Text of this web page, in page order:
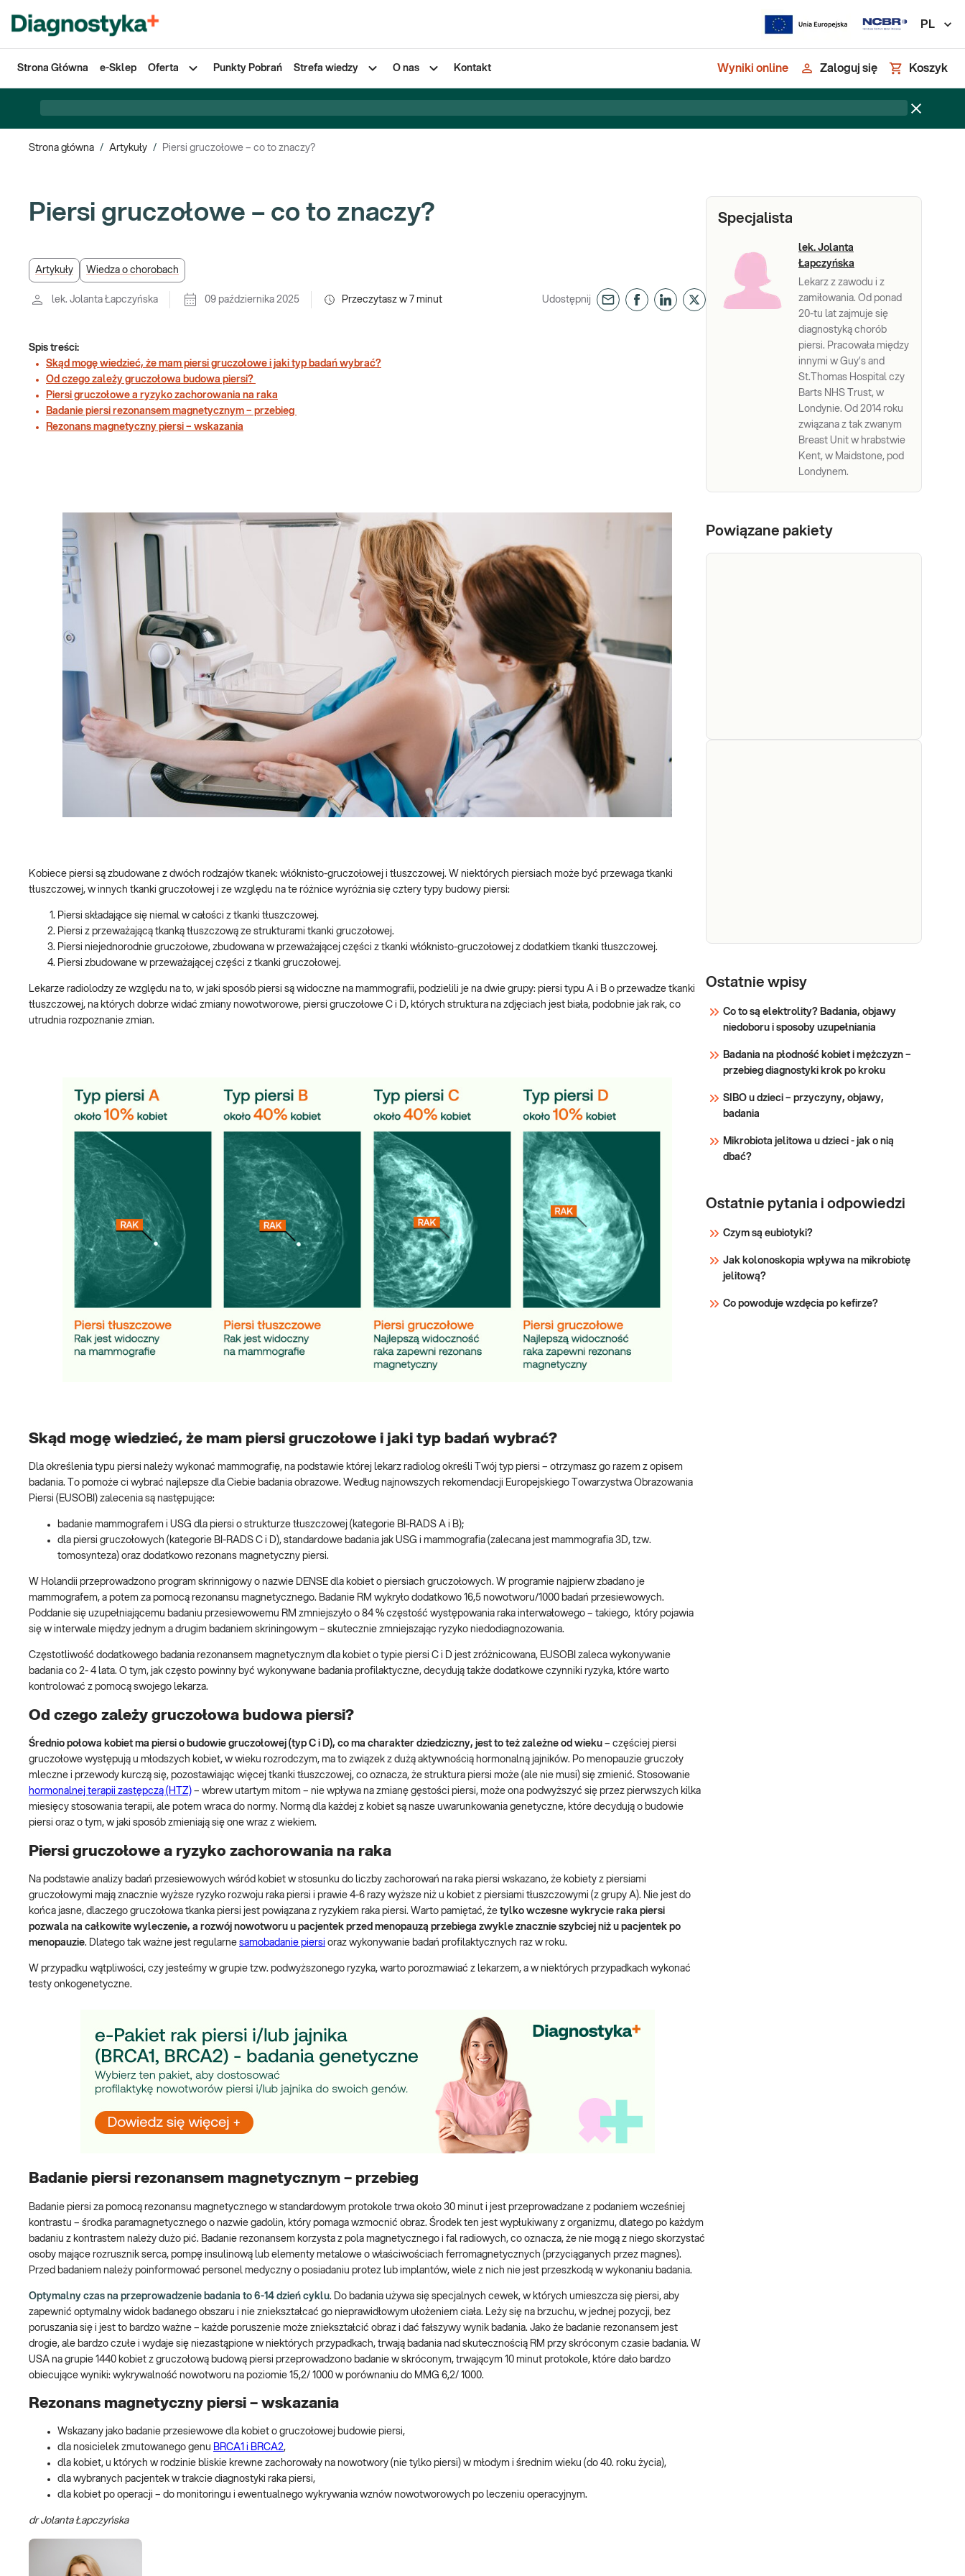
PL
Strona Główna e-Sklep Oferta Punkty Pobrań Strefa wiedzy O nas Kontakt Wyniki online Zaloguj się Koszyk
Strona główna / Artykuły / Piersi gruczołowe – co to znaczy?
Piersi gruczołowe – co to znaczy?
Artykuły Wiedza o chorobach
lek. Jolanta Łapczyńska 09 października 2025 Przeczytasz w 7 minut Udostępnij
Spis treści:
Skąd mogę wiedzieć, że mam piersi gruczołowe i jaki typ badań wybrać?
Od czego zależy gruczołowa budowa piersi?
Piersi gruczołowe a ryzyko zachorowania na raka
Badanie piersi rezonansem magnetycznym – przebieg
Rezonans magnetyczny piersi – wskazania
Kobiece piersi są zbudowane z dwóch rodzajów tkanek: włóknisto-gruczołowej i tłuszczowej. W niektórych piersiach może być przewaga tkanki
tłuszczowej, w innych tkanki gruczołowej i ze względu na te różnice wyróżnia się cztery typy budowy piersi:
Piersi składające się niemal w całości z tkanki tłuszczowej.
Piersi z przeważającą tkanką tłuszczową ze strukturami tkanki gruczołowej.
Piersi niejednorodnie gruczołowe, zbudowana w przeważającej części z tkanki włóknisto-gruczołowej z dodatkiem tkanki tłuszczowej.
Piersi zbudowane w przeważającej części z tkanki gruczołowej.
Lekarze radiolodzy ze względu na to, w jaki sposób piersi są widoczne na mammografii, podzielili je na dwie grupy: piersi typu A i B o przewadze tkanki
tłuszczowej, na których dobrze widać zmiany nowotworowe, piersi gruczołowe C i D, których struktura na zdjęciach jest biała, podobnie jak rak, co
utrudnia rozpoznanie zmian.
Skąd mogę wiedzieć, że mam piersi gruczołowe i jaki typ badań wybrać?
Dla określenia typu piersi należy wykonać mammografię, na podstawie której lekarz radiolog określi Twój typ piersi – otrzymasz go razem z opisem
badania. To pomoże ci wybrać najlepsze dla Ciebie badania obrazowe. Według najnowszych rekomendacji Europejskiego Towarzystwa Obrazowania
Piersi (EUSOBI) zalecenia są następujące:
badanie mammografem i USG dla piersi o strukturze tłuszczowej (kategorie BI-RADS A i B);
dla piersi gruczołowych (kategorie BI-RADS C i D), standardowe badania jak USG i mammografia (zalecana jest mammografia 3D, tzw.
tomosynteza) oraz dodatkowo rezonans magnetyczny piersi.
W Holandii przeprowadzono program skrinnigowy o nazwie DENSE dla kobiet o piersiach gruczołowych. W programie najpierw zbadano je
mammografem, a potem za pomocą rezonansu magnetycznego. Badanie RM wykryło dodatkowo 16,5 nowotworu/1000 badań przesiewowych.
Poddanie się uzupełniającemu badaniu przesiewowemu RM zmniejszyło o 84 % częstość występowania raka interwałowego – takiego, który pojawia
się w interwale między jednym a drugim badaniem skriningowym – skutecznie zmniejszając ryzyko niedodiagnozowania.
Częstotliwość dodatkowego badania rezonansem magnetycznym dla kobiet o typie piersi C i D jest zróżnicowana, EUSOBI zaleca wykonywanie
badania co 2- 4 lata. O tym, jak często powinny być wykonywane badania profilaktyczne, decydują także dodatkowe czynniki ryzyka, które warto
kontrolować z pomocą swojego lekarza.
Od czego zależy gruczołowa budowa piersi?
Średnio połowa kobiet ma piersi o budowie gruczołowej (typ C i D), co ma charakter dziedziczny, jest to też zależne od wieku – częściej piersi
gruczołowe występują u młodszych kobiet, w wieku rozrodczym, ma to związek z dużą aktywnością hormonalną jajników. Po menopauzie gruczoły
mleczne i przewody kurczą się, pozostawiając więcej tkanki tłuszczowej, co oznacza, że struktura piersi może (ale nie musi) się zmienić. Stosowanie
hormonalnej terapii zastępczą (HTZ) – wbrew utartym mitom – nie wpływa na zmianę gęstości piersi, może ona podwyższyć się przez pierwszych kilka
miesięcy stosowania terapii, ale potem wraca do normy. Normą dla każdej z kobiet są nasze uwarunkowania genetyczne, które decydują o budowie
piersi oraz o tym, w jaki sposób zmieniają się one wraz z wiekiem.
Piersi gruczołowe a ryzyko zachorowania na raka
Na podstawie analizy badań przesiewowych wśród kobiet w stosunku do liczby zachorowań na raka piersi wskazano, że kobiety z piersiami
gruczołowymi mają znacznie wyższe ryzyko rozwoju raka piersi i prawie 4-6 razy wyższe niż u kobiet z piersiami tłuszczowymi (z grupy A). Nie jest do
końca jasne, dlaczego gruczołowa tkanka piersi jest powiązana z ryzykiem raka piersi. Warto pamiętać, że tylko wczesne wykrycie raka piersi
pozwala na całkowite wyleczenie, a rozwój nowotworu u pacjentek przed menopauzą przebiega zwykle znacznie szybciej niż u pacjentek po
menopauzie. Dlatego tak ważne jest regularne samobadanie piersi oraz wykonywanie badań profilaktycznych raz w roku.
W przypadku wątpliwości, czy jesteśmy w grupie tzw. podwyższonego ryzyka, warto porozmawiać z lekarzem, a w niektórych przypadkach wykonać
testy onkogenetyczne.
Badanie piersi rezonansem magnetycznym – przebieg
Badanie piersi za pomocą rezonansu magnetycznego w standardowym protokole trwa około 30 minut i jest przeprowadzane z podaniem wcześniej
kontrastu – środka paramagnetycznego o nazwie gadolin, który pomaga wzmocnić obraz. Środek ten jest wypłukiwany z organizmu, dlatego po każdym
badaniu z kontrastem należy dużo pić. Badanie rezonansem korzysta z pola magnetycznego i fal radiowych, co oznacza, że nie mogą z niego skorzystać
osoby mające rozrusznik serca, pompę insulinową lub elementy metalowe o właściwościach ferromagnetycznych (przyciąganych przez magnes).
Przed badaniem należy poinformować personel medyczny o posiadaniu protez lub implantów, wiele z nich nie jest przeszkodą w wykonaniu badania.
Optymalny czas na przeprowadzenie badania to 6-14 dzień cyklu. Do badania używa się specjalnych cewek, w których umieszcza się piersi, aby
zapewnić optymalny widok badanego obszaru i nie zniekształcać go nieprawidłowym ułożeniem ciała. Leży się na brzuchu, w jednej pozycji, bez
poruszania się i jest to bardzo ważne – każde poruszenie może zniekształcić obraz i dać fałszywy wynik badania. Jako że badanie rezonansem jest
drogie, ale bardzo czułe i wydaje się niezastąpione w niektórych przypadkach, trwają badania nad skutecznością RM przy skróconym czasie badania. W
USA na grupie 1440 kobiet z gruczołową budową piersi przeprowadzono badanie w skróconym, trwającym 10 minut protokole, które dało bardzo
obiecujące wyniki: wykrywalność nowotworu na poziomie 15,2/ 1000 w porównaniu do MMG 6,2/ 1000.
Rezonans magnetyczny piersi – wskazania
Wskazany jako badanie przesiewowe dla kobiet o gruczołowej budowie piersi,
dla nosicielek zmutowanego genu BRCA1 i BRCA2,
dla kobiet, u których w rodzinie bliskie krewne zachorowały na nowotwory (nie tylko piersi) w młodym i średnim wieku (do 40. roku życia),
dla wybranych pacjentek w trakcie diagnostyki raka piersi,
dla kobiet po operacji – do monitoringu i ewentualnego wykrywania wznów nowotworowych po leczeniu operacyjnym.
dr Jolanta Łapczyńska
Specjalista
lek. Jolanta
Łapczyńska
Lekarz z zawodu i z
zamiłowania. Od ponad
20-tu lat zajmuje się
diagnostyką chorób
piersi. Pracowała między
innymi w Guy’s and
St.Thomas Hospital czy
Barts NHS Trust, w
Londynie. Od 2014 roku
związana z tak zwanym
Breast Unit w hrabstwie
Kent, w Maidstone, pod
Londynem.
Powiązane pakiety
wysyłkowy
i/lub jajnika
(BRCA1,
BRCA2) -
badania
Zestaw badań oferowanych
w ramach panelu obejmuje
najczęściej występujących
w polskiej populacji, które są
ryzykiem zachorowania na
Badanie zalecane jest
Ostatnie wpisy
Co to są elektrolity? Badania, objawy
niedoboru i sposoby uzupełniania
Badania na płodność kobiet i mężczyzn –
przebieg diagnostyki krok po kroku
SIBO u dzieci – przyczyny, objawy,
badania
Mikrobiota jelitowa u dzieci - jak o nią
dbać?
Ostatnie pytania i odpowiedzi
Czym są eubiotyki?
Jak kolonoskopia wpływa na mikrobiotę
jelitową?
Co powoduje wzdęcia po kefirze?